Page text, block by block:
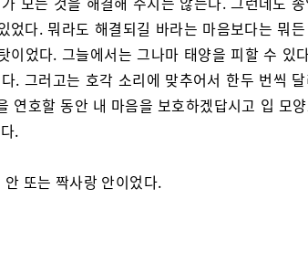
었다. 뭐라도 해결되길 바라는 마음보다는 뭐
이었다. 그늘에서는 그나마 태양을 피할 수 있
. 그러고는 호각 소리에 맞추어서 한두 번씩
연호할 동안 내 마음을 보호하겠답시고 입 모
.
안 또는 짝사랑 안이었다.